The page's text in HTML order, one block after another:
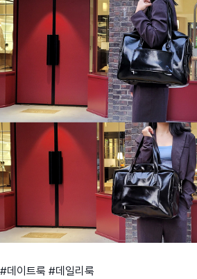
#데이트룩 #데일리룩